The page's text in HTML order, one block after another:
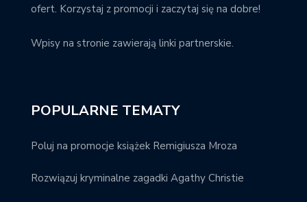
ofert. Korzystaj z promocji i zaczytaj się na dobre!
Wpisy na stronie zawierają linki partnerskie.
POPULARNE TEMATY
Poluj na promocje książek Remigiusza Mroza
Rozwiązuj kryminalne zagadki Agathy Christie